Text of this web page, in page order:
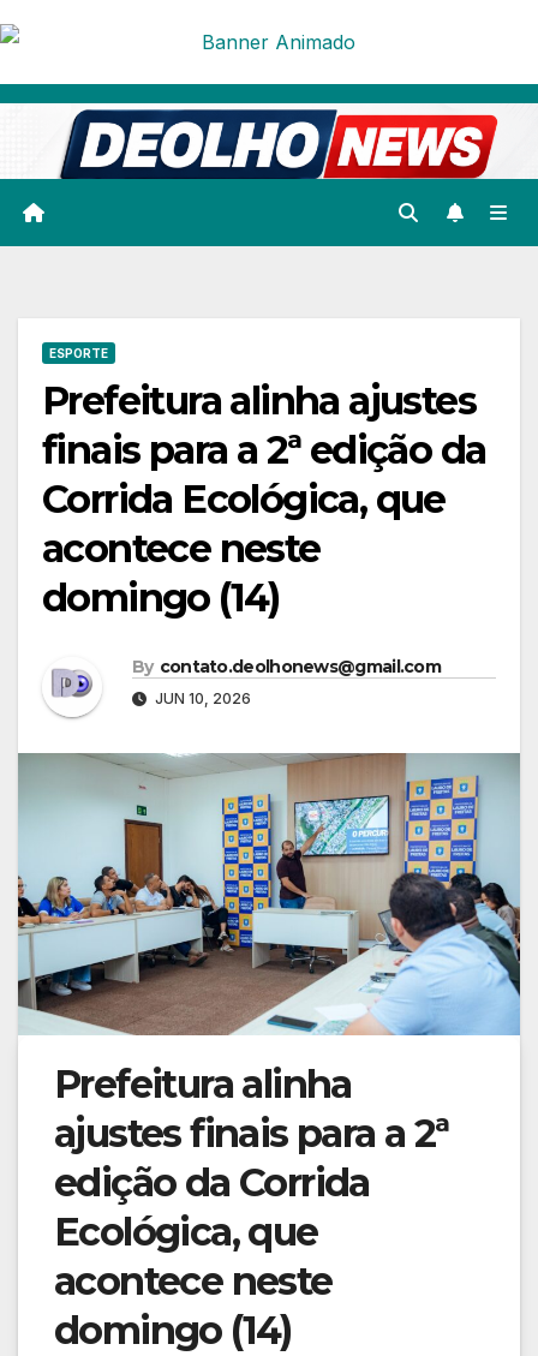
Skip
content
ESPORTE
Prefeitura alinha ajustes
finais para a 2ª edição da
Corrida Ecológica, que
acontece neste
domingo (14)
By contato.deolhonews@gmail.com
JUN 10, 2026
Prefeitura alinha
ajustes finais para a 2ª
edição da Corrida
Ecológica, que
acontece neste
domingo (14)